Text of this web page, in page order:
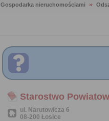
Gospodarka nieruchomościami
Starostwo
ul. Narutowicza 6
08-200 Łosice